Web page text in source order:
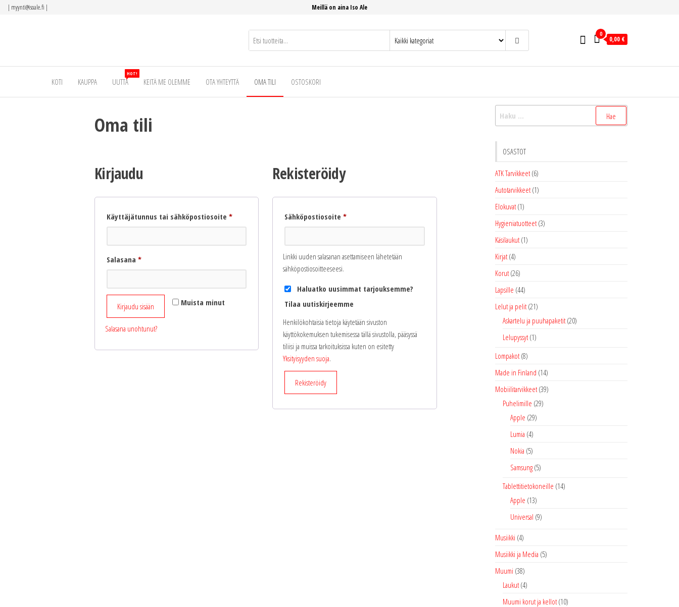
Siirry
| myynti@isoale.fi | Meillä on aina Iso Ale
0
0,00 €
KOTI KAUPPA UUTTA
HOT!
KEITÄ ME OLEMME OTA YHTEYTTÄ OMA TILI OSTOSKORI
Oma tili
Kirjaudu
Käyttäjätunnus tai sähköpostiosoite *Vaaditaan
Salasana *Vaaditaan
Muista minut
Kirjaudu sisään
Salasana unohtunut?
Rekisteröidy
Sähköpostiosoite*Vaaditaan
Linkki uuden salasanan asettamiseen lähetetään
sähköpostiosoitteeseesi.
Haluatko uusimmat tarjouksemme?
Tilaa uutiskirjeemme
Henkilökohtaisia tietoja käytetään sivuston
käyttökokemuksen tukemisessa tällä sivustolla, pääsyssä
tiliisi ja muissa tarkoituksissa kuten on esitetty
Yksityisyyden suoja.
Rekisteröidy
Haku:
OSASTOT
ATK Tarvikkeet (6)
Autotarvikkeet (1)
Elokuvat (1)
Hygieniatuotteet (3)
Käsilaukut (1)
Kirjat (4)
Korut (26)
Lapsille (44)
Lelut ja pelit (21)
Askartelu ja puuhapaketit (20)
Lelupyssyt (1)
Lompakot (8)
Made in Finland (14)
Mobiilitarvikkeet (39)
Puhelimille (29)
Apple (29)
Lumia (4)
Nokia (5)
Samsung (5)
Tablettitietokoneille (14)
Apple (13)
Universal (9)
Musiikki (4)
Musiikki ja Media (5)
Muumi (38)
Laukut (4)
Muumi korut ja kellot (10)